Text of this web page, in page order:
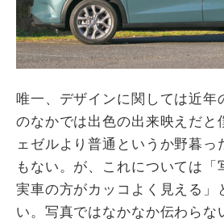
唯一、デザインに関しては近年
のなかでは出色の出来映えだと
ェゼルより普通というか野暮っ
もない。が、これについては「
実車の方がカッコよく見える」
い。写真ではなかなか伝わらな